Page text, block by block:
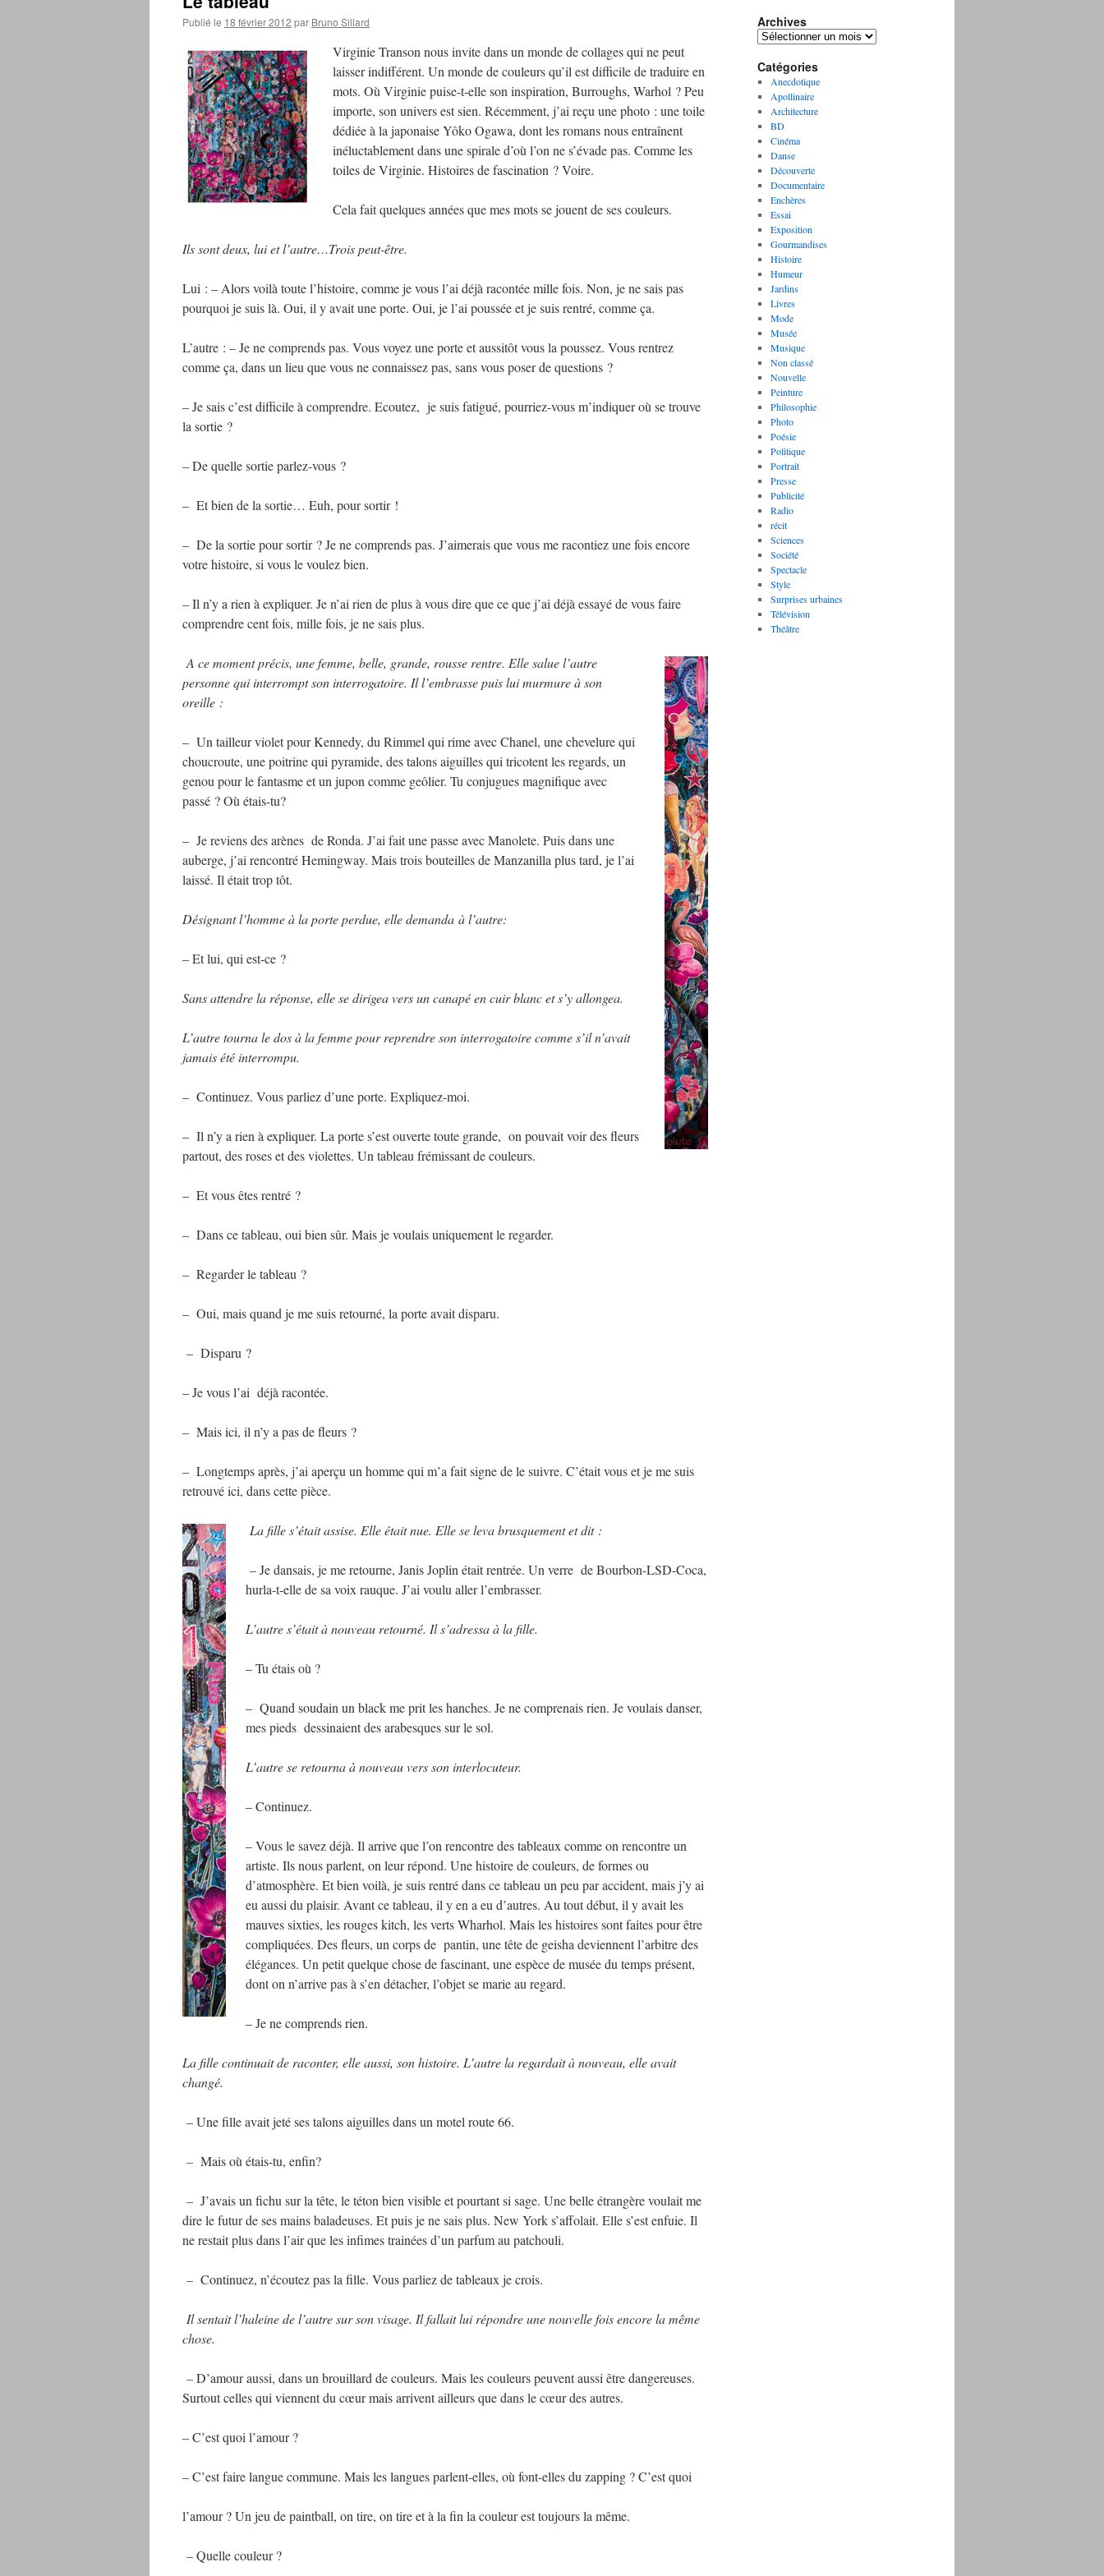
Publié le 18 février 2012 par Bruno Sillard
Virginie Transon nous invite dans un monde de collages qui ne peut
laisser indifférent. Un monde de couleurs qu’il est difficile de traduire en
mots. Où Virginie puise-t-elle son inspiration, Burroughs, Warhol ? Peu
importe, son univers est sien. Récemment, j’ai reçu une photo : une toile
dédiée à la japonaise Yôko Ogawa, dont les romans nous entraînent
inéluctablement dans une spirale d’où l’on ne s’évade pas. Comme les
toiles de Virginie. Histoires de fascination ? Voire.
Cela fait quelques années que mes mots se jouent de ses couleurs.
Ils sont deux, lui et l’autre…Trois peut-être.
Lui : – Alors voilà toute l’histoire, comme je vous l’ai déjà racontée mille fois. Non, je ne sais pas
pourquoi je suis là. Oui, il y avait une porte. Oui, je l’ai poussée et je suis rentré, comme ça.
L’autre : – Je ne comprends pas. Vous voyez une porte et aussitôt vous la poussez. Vous rentrez
comme ça, dans un lieu que vous ne connaissez pas, sans vous poser de questions ?
– Je sais c’est difficile à comprendre. Ecoutez, je suis fatigué, pourriez-vous m’indiquer où se trouve
la sortie ?
– De quelle sortie parlez-vous ?
– Et bien de la sortie… Euh, pour sortir !
– De la sortie pour sortir ? Je ne comprends pas. J’aimerais que vous me racontiez une fois encore
votre histoire, si vous le voulez bien.
– Il n’y a rien à expliquer. Je n’ai rien de plus à vous dire que ce que j’ai déjà essayé de vous faire
comprendre cent fois, mille fois, je ne sais plus.
A ce moment précis, une femme, belle, grande, rousse rentre. Elle salue l’autre
personne qui interrompt son interrogatoire. Il l’embrasse puis lui murmure à son
oreille :
– Un tailleur violet pour Kennedy, du Rimmel qui rime avec Chanel, une chevelure qui
choucroute, une poitrine qui pyramide, des talons aiguilles qui tricotent les regards, un
genou pour le fantasme et un jupon comme geôlier. ­Tu conjugues magnifique avec
passé ? Où étais-tu?
– Je reviens des arènes de Ronda. J’ai fait une passe avec Manolete. Puis dans une
auberge, j’ai rencontré Hemingway. Mais trois bouteilles de Manzanilla plus tard, je l’ai
laissé. Il était trop tôt.
Désignant l’homme à la porte perdue, elle demanda à l’autre:
– Et lui, qui est-ce ?
Sans attendre la réponse, elle se dirigea vers un canapé en cuir blanc et s’y allongea.
L’autre tourna le dos à la femme pour reprendre son interrogatoire comme s’il n’avait
jamais été interrompu.
– Continuez. Vous parliez d’une porte. Expliquez-moi.
– Il n’y a rien à expliquer. La porte s’est ouverte toute grande, on pouvait voir des fleurs
partout, des roses et des violettes. Un tableau frémissant de couleurs.
– Et vous êtes rentré ?
– Dans ce tableau, oui bien sûr. Mais je voulais uniquement le regarder.
– Regarder le tableau ?
– Oui, mais quand je me suis retourné, la porte avait disparu.
– Disparu ?
– Je vous l’ai déjà racontée.
– Mais ici, il n’y a pas de fleurs ?
– Longtemps après, j’ai aperçu un homme qui m’a fait signe de le suivre. C’était vous et je me suis
retrouvé ici, dans cette pièce.
La fille s’était assise. Elle était nue. Elle se leva brusquement et dit :
– Je dansais, je me retourne, Janis Joplin était rentrée. Un verre de Bourbon-LSD-Coca,
hurla-t-elle de sa voix rauque. J’ai voulu aller l’embrasser.
L’autre s’était à nouveau retourné. Il s’adressa à la fille.
– Tu étais où ?
– Quand soudain un black me prit les hanches. Je ne comprenais rien. Je voulais danser,
mes pieds dessinaient des arabesques sur le sol.
L’autre se retourna à nouveau vers son interlocuteur.
– Continuez.
– Vous le savez déjà. Il arrive que l’on rencontre des tableaux comme on rencontre un
artiste. Ils nous parlent, on leur répond. Une histoire de couleurs, de formes ou
d’atmosphère. Et bien voilà, je suis rentré dans ce tableau un peu par accident, mais j’y ai
eu aussi du plaisir. Avant ce tableau, il y en a eu d’autres. Au tout début, il y avait les
mauves sixties, les rouges kitch, les verts Wharhol. Mais les histoires sont faites pour être
compliquées. Des fleurs, un corps de pantin, une tête de geisha deviennent l’arbitre des
élégances. Un petit quelque chose de fascinant, une espèce de musée du temps présent,
dont on n’arrive pas à s’en détacher, l’objet se marie au regard.
– Je ne comprends rien.
La fille continuait de raconter, elle aussi, son histoire. L’autre la regardait à nouveau, elle avait
changé.
– Une fille avait jeté ses talons aiguilles dans un motel route 66.
– Mais où étais-tu, enfin?
– J’avais un fichu sur la tête, le téton bien visible et pourtant si sage. Une belle étrangère voulait me
dire le futur de ses mains baladeuses. Et puis je ne sais plus. New York s’affolait. Elle s’est enfuie. Il
ne restait plus dans l’air que les infimes trainées d’un parfum au patchouli.
– Continuez, n’écoutez pas la fille. Vous parliez de tableaux je crois.
Il sentait l’haleine de l’autre sur son visage. Il fallait lui répondre une nouvelle fois encore la même
chose.
–D’amour aussi, dans un brouillard de couleurs. Mais les couleurs peuvent aussi être dangereuses.
Surtout celles qui viennent du cœur mais arrivent ailleurs que dans le cœur des autres.
–C’est quoi l’amour ?
–C’est faire langue commune. Mais les langues parlent-elles, où font-elles du zapping ? C’est quoi
l’amour ? Un jeu de paintball, on tire, on tire et à la fin la couleur est toujours la même.
–Quelle couleur ?
Archives
A
c
h
i
v
e
s
Catégories
Anecdotique
Apollinaire
Architecture
BD
Cinéma
Danse
Découverte
Documentaire
Enchères
Essai
Exposition
Gourmandises
Histoire
Humeur
Jardins
Livres
Mode
Musée
Musique
Non classé
Nouvelle
Peinture
Philosophie
Photo
Poésie
Politique
Portrait
Presse
Publicité
Radio
récit
Sciences
Société
Spectacle
Style
Surprises urbaines
Télévision
Théâtre